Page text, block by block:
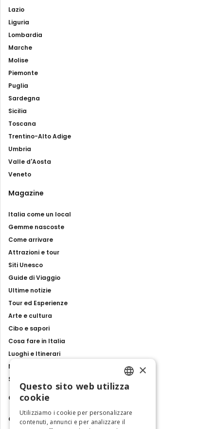
Lazio
Liguria
Lombardia
Marche
Molise
Piemonte
Puglia
Sardegna
Sicilia
Toscana
Trentino-Alto Adige
Umbria
Valle d'Aosta
Veneto
Magazine
Italia come un local
Gemme nascoste
Come arrivare
Attrazioni e tour
Siti Unesco
Guide di Viaggio
Ultime notizie
Tour ed Esperienze
Arte e cultura
Cibo e sapori
Cosa fare in Italia
Luoghi e Itinerari
Mostre, eventi e spettacoli
Storie e tradizioni
Contatti
Chi siamo
ENGLISH
ITALIAN
×
Questo sito web utilizza
cookie
Utilizziamo i cookie per personalizzare
contenuti, annunci e per analizzare il